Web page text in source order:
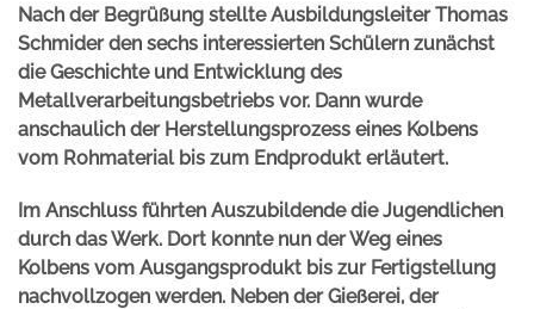
Nach der Begrüßung stellte Ausbildungsleiter Thomas
Schmider den sechs interessierten Schülern zunächst
die Geschichte und Entwicklung des
Metallverarbeitungsbetriebs vor. Dann wurde
anschaulich der Herstellungsprozess eines Kolbens
vom Rohmaterial bis zum Endprodukt erläutert.
Im Anschluss führten Auszubildende die Jugendlichen
durch das Werk. Dort konnte nun der Weg eines
Kolbens vom Ausgangsprodukt bis zur Fertigstellung
nachvollzogen werden. Neben der Gießerei, der